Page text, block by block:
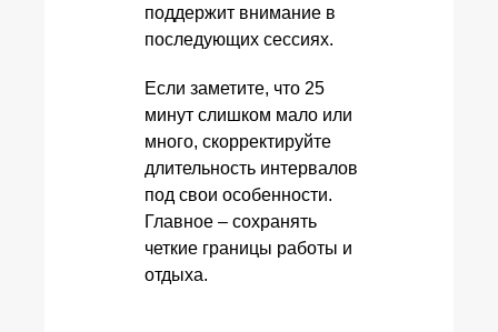
поддержит внимание в
последующих сессиях.
Если заметите, что 25
минут слишком мало или
много, скорректируйте
длительность интервалов
под свои особенности.
Главное – сохранять
четкие границы работы и
отдыха.